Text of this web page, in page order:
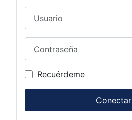
Recuérdeme
Conectar